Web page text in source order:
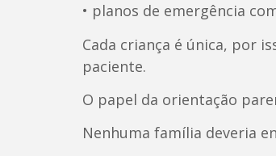
• planos de emergência
Cada criança é única, por
paciente.
O papel da orientação
Nenhuma família deveria